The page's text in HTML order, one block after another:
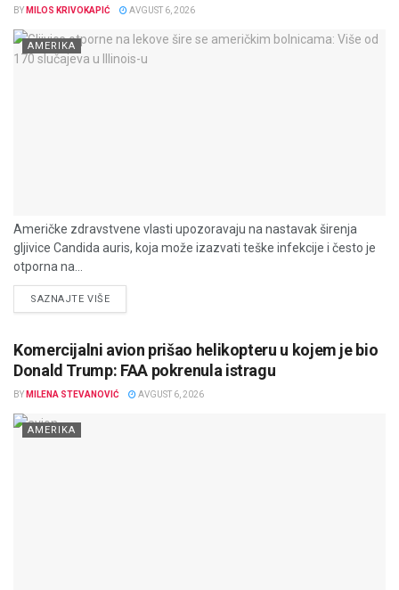
BY MILOS KRIVOKAPIĆ AVGUST 6, 2026
AMERIKA
Američke zdravstvene vlasti upozoravaju na nastavak širenja
gljivice Candida auris, koja može izazvati teške infekcije i često je
otporna na...
SAZNAJTE VIŠEDETAILS
Komercijalni avion prišao helikopteru u kojem je bio
Donald Trump: FAA pokrenula istragu
BY MILENA STEVANOVIĆ AVGUST 6, 2026
AMERIKA